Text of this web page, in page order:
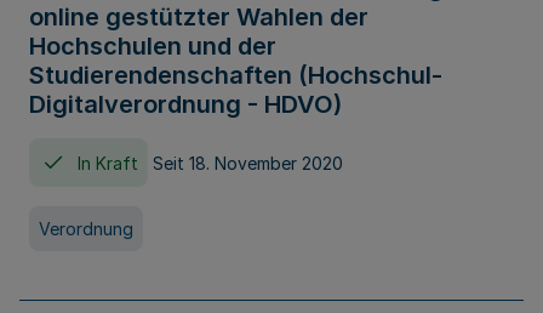
online gestützter Wahlen der
Hochschulen und der
Studierendenschaften (Hochschul-
Digitalverordnung - HDVO)
In Kraft Seit 18. November 2020
Verordnung